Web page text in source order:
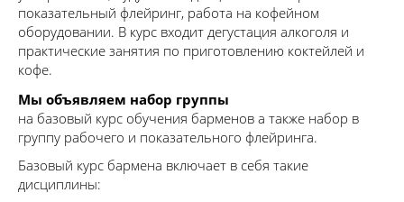
показательный флейринг, работа на кофейном
оборудовании. В курс входит дегустация алкоголя и
практические занятия по приготовлению коктейлей и
кофе.
Мы объявляем набор группы
на базовый курс обучения барменов а также набор в
группу рабочего и показательного флейринга.
Базовый курс бармена включает в себя такие
дисциплины: